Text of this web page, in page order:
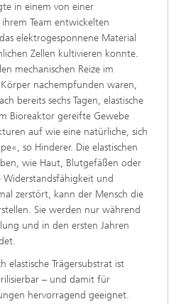
in einem von einer
Team entwickelten
elektrogesponnene Material
Zellen kultivieren konnte.
mechanischen Reize im
nachempfunden waren,
bereits sechs Tagen, elastische
Bioreaktor gereifte Gewebe
auf wie eine natürliche, sich
so Hinderer. Die elastischen
wie Haut, Blutgefäßen oder
und
zerstört, kann der Mensch die
Sie werden nur während
und in den ersten Jahren
elastische Trägersubstrat ist
– und damit für
hervorragend geeignet.